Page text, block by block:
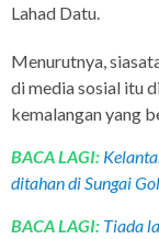
Lahad Datu.
Menurutnya,
di media sosial itu
kemalangan yang
BACA LAGI:
ditahan di Sungai
BACA LAGI: Tiada